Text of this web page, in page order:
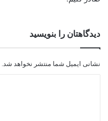
دیدگاهتان را بنویسید
نشانی ایمیل شما منتشر نخواهد شد.